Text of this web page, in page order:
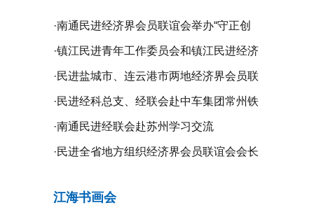
·南通民进经济界会员联谊会举办“守正创
新、携手同行”二届二次全体理事会议
·镇江民进青年工作委员会和镇江民进经济
界会员联谊会联合举办“庆祝新中国成立75
周年”系列活动
·民进盐城市、连云港市两地经济界会员联
谊会开展学习交流活动
·民进经科总支、经联会赴中车集团常州铁
道高等职业技术学校开展专题调研
·南通民进经联会赴苏州学习交流
·民进全省地方组织经济界会员联谊会会长
江海书画会